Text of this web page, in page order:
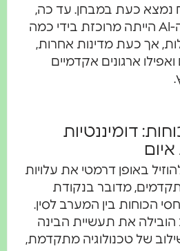
נמצא כעת במבחן. עד כה,
שליטה בטכנולוגיית ה-AI הייתה מרוכזת בידי כמה
אך כעת מדינות אחרות,
ארגונים אקדמיים
דומיננטיות
באופן דרמטי את עלויות
מדובר בנקודת
הכוחות בין המערב לסין.
את תעשיית הבינה
של טכנולוגיה מתקדמת,